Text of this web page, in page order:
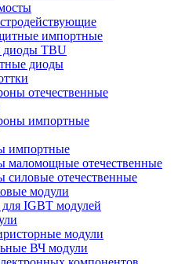
импортные
диоды TBU
диоды
отечественные
импортные
импортные
маломощные отечественные
силовые отечественные
модули
IGBT модулей
модули
ВЧ модули